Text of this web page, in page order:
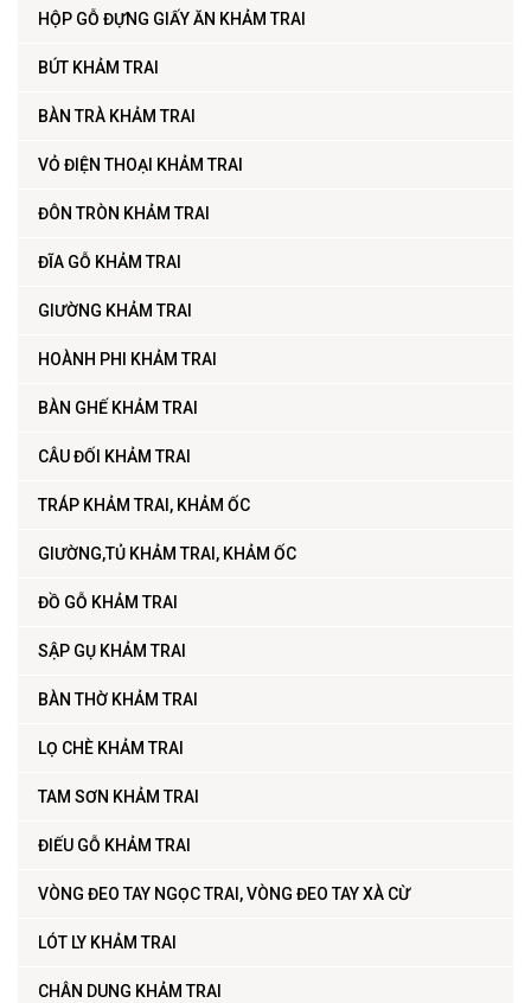
HỘP GỖ ĐỰNG GIẤY ĂN KHẢM TRAI
BÚT KHẢM TRAI
BÀN TRÀ KHẢM TRAI
VỎ ĐIỆN THOẠI KHẢM TRAI
ĐÔN TRÒN KHẢM TRAI
ĐĨA GỖ KHẢM TRAI
GIƯỜNG KHẢM TRAI
HOÀNH PHI KHẢM TRAI
BÀN GHẾ KHẢM TRAI
CÂU ĐỐI KHẢM TRAI
TRÁP KHẢM TRAI, KHẢM ỐC
GIƯỜNG,TỦ KHẢM TRAI, KHẢM ỐC
ĐỒ GỖ KHẢM TRAI
SẬP GỤ KHẢM TRAI
BÀN THỜ KHẢM TRAI
LỌ CHÈ KHẢM TRAI
TAM SƠN KHẢM TRAI
ĐIẾU GỖ KHẢM TRAI
VÒNG ĐEO TAY NGỌC TRAI, VÒNG ĐEO TAY XÀ CỪ
LÓT LY KHẢM TRAI
CHÂN DUNG KHẢM TRAI